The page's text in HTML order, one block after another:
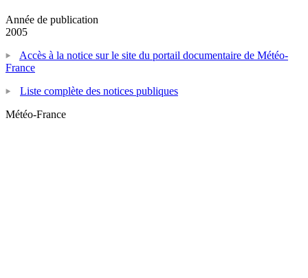
Année de publication
2005
Accès à la notice sur le site du portail documentaire de Météo-
France
Liste complète des notices publiques
Météo-France